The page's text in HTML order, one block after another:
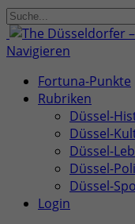
Navigieren
Fortuna-Punkte
Rubriken
Düssel-
Düssel-
Düssel-
Düssel-
Düssel-
Login